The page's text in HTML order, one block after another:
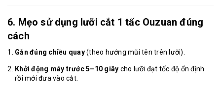
6. Mẹo sử dụng lưỡi cắt 1 tấc Ouzuan đúng
cách
Gắn đúng chiều quay(theo hướng mũi tên trên lưỡi).
Khởi động máy trước 5–10 giây cho lưỡi đạt tốc độ ổn định
rồi mới đưa vào cắt.